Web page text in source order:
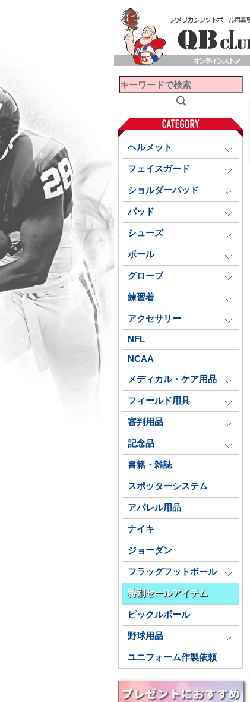
ヘルメット
フェイスガード
ショルダーパッド
パッド
シューズ
ボール
グローブ
練習着
アクセサリー
NFL
NCAA
メディカル・ケア用品
フィールド用具
審判用品
記念品
書籍・雑誌
スポッターシステム
アパレル用品
ナイキ
ジョーダン
フラッグフットボール
特別セールアイテム
ピックルボール
野球用品
ユニフォーム作製依頼